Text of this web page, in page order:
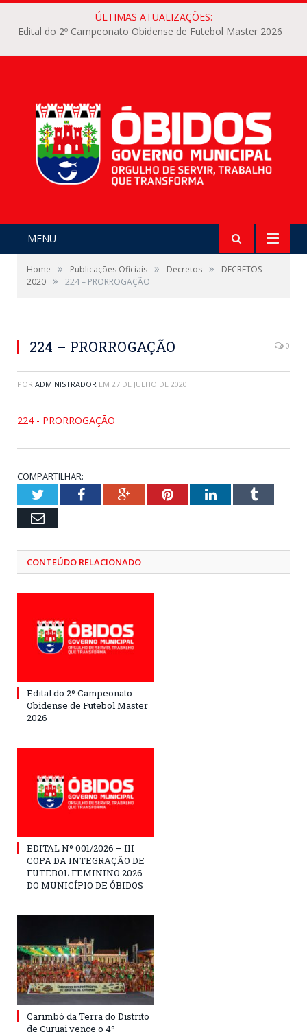
ÚLTIMAS ATUALIZAÇÕES:
Edital do 2º Campeonato Obidense de Futebol Master 2026
MENU
Home » Publicações Oficiais » Decretos »
DECRETOS
2020 » 224 – PRORROGAÇÃO
224 – PRORROGAÇÃO 0
POR ADMINISTRADOR EM 27 DE JULHO DE 2020
224 - PRORROGAÇÃO
COMPARTILHAR:
TwitterFacebookGoogle+PinterestLinkedInTumblr
Email
CONTEÚDO RELACIONADO
Edital do 2º Campeonato
Obidense de Futebol Master
2026
EDITAL Nº 001/2026 – III
COPA DA INTEGRAÇÃO DE
FUTEBOL FEMININO 2026
DO MUNICÍPIO DE ÓBIDOS
Carimbó da Terra do Distrito
de Curuai vence o 4º